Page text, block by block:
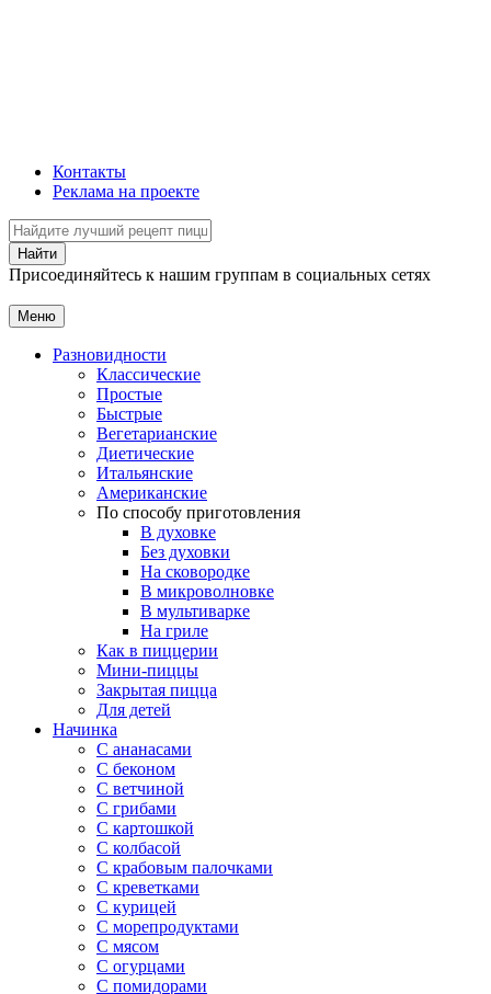
Контакты
Реклама на проекте
Присоединяйтесь к нашим группам в социальных сетях
Меню
Разновидности
Классические
Простые
Быстрые
Вегетарианские
Диетические
Итальянские
Американские
По способу приготовления
В духовке
Без духовки
На сковородке
В микроволновке
В мультиварке
На гриле
Как в пиццерии
Мини-пиццы
Закрытая пицца
Для детей
Начинка
С ананасами
С беконом
С ветчиной
С грибами
С картошкой
С колбасой
С крабовым палочками
С креветками
С курицей
С морепродуктами
С мясом
С огурцами
С помидорами